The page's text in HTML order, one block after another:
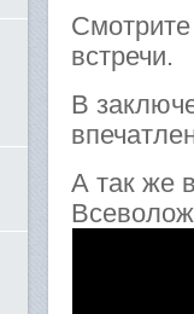
встречи.
В
А так же